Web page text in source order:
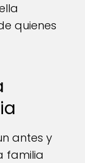
quienes
antes y
familia